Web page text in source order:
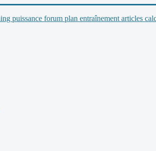
puissance forum plan entraînement articles